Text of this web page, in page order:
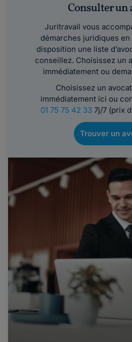
Consulter un
Juritravail vous
démarches juridiques
disposition une liste
conseillez. Choisissez un
immédiatement ou
Choisissez un
immédiatement ici ou
01 75 75 42 337j/7 (prix
Trouver un